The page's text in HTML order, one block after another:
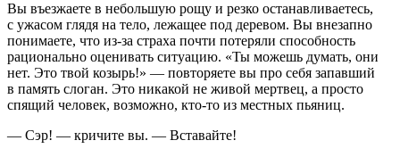
Вы въезжаете в небольшую рощу и резко останавливаетесь,
с ужасом глядя на тело, лежащее под деревом. Вы внезапно
понимаете, что из-за страха почти потеряли способность
рационально оценивать ситуацию. «Ты можешь думать, они
нет. Это твой козырь!» — повторяете вы про себя запавший
в память слоган. Это никакой не живой мертвец, а просто
спящий человек, возможно, кто-то из местных пьяниц.
— Сэр! — кричите вы. — Вставайте!